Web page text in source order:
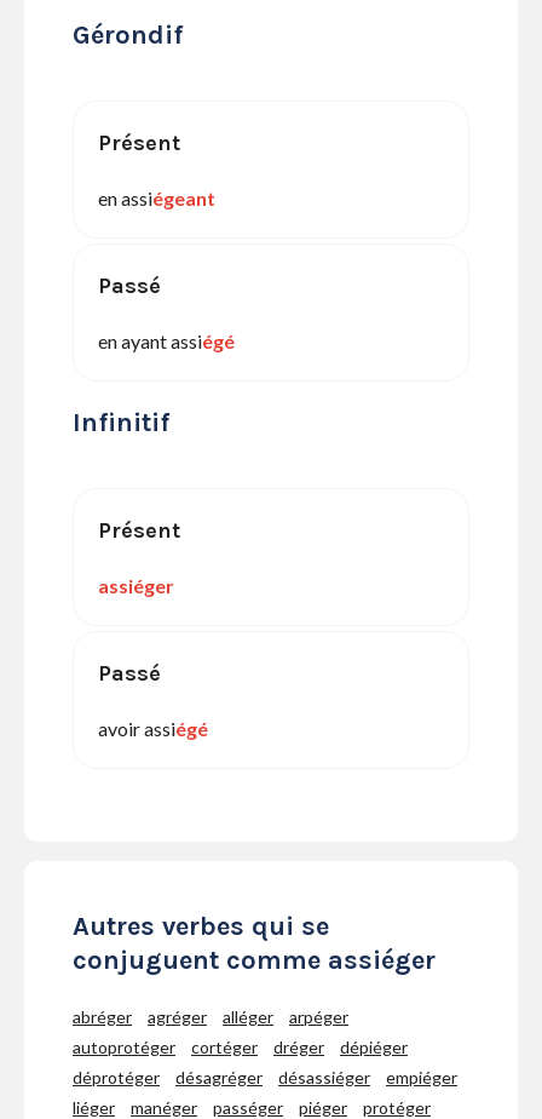
Gérondif
Présent
en assiégeant
Passé
en ayant assiégé
Infinitif
Présent
assiéger
Passé
avoir assiégé
Autres verbes qui se
conjuguent comme assiéger
abréger agréger alléger
arpéger
autoprotéger
cortéger dréger
dépiéger
déprotéger
désagréger désassiéger
empiéger
liéger
manéger passéger piéger
protéger